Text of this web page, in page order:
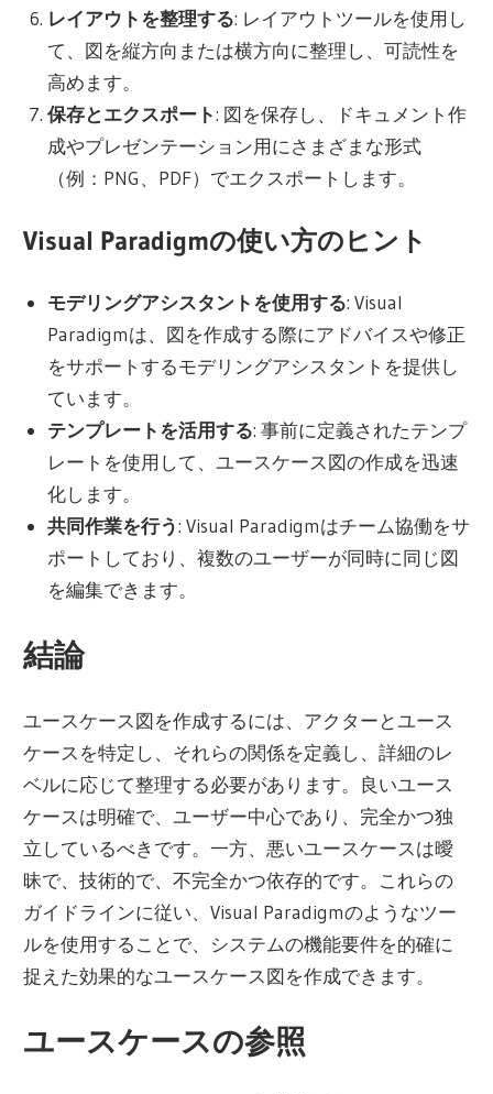
レイアウトを整理する: レイアウトツールを使用し
て、図を縦方向または横方向に整理し、可読性を
高めます。
保存とエクスポート: 図を保存し、ドキュメント作
成やプレゼンテーション用にさまざまな形式
（例：PNG、PDF）でエクスポートします。
Visual Paradigmの使い方のヒント
モデリングアシスタントを使用する: Visual
Paradigmは、図を作成する際にアドバイスや修正
をサポートするモデリングアシスタントを提供し
ています。
テンプレートを活用する: 事前に定義されたテンプ
レートを使用して、ユースケース図の作成を迅速
化します。
共同作業を行う: Visual Paradigmはチーム協働をサ
ポートしており、複数のユーザーが同時に同じ図
を編集できます。
結論
ユースケース図を作成するには、アクターとユース
ケースを特定し、それらの関係を定義し、詳細のレ
ベルに応じて整理する必要があります。良いユース
ケースは明確で、ユーザー中心であり、完全かつ独
立しているべきです。一方、悪いユースケースは曖
昧で、技術的で、不完全かつ依存的です。これらの
ガイドラインに従い、Visual Paradigmのようなツー
ルを使用することで、システムの機能要件を的確に
捉えた効果的なユースケース図を作成できます。
ユースケースの参照